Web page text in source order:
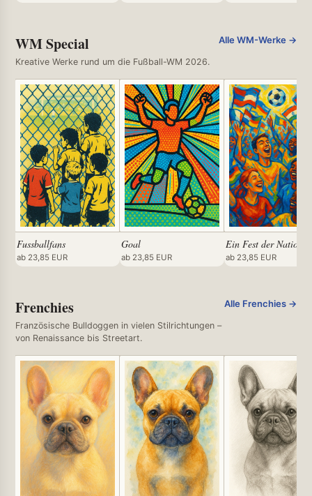
WM Special
Kreative Werke rund um die Fußball-WM 2026.
Alle WM-Werke →
Fussballfans
ab 23,85 EUR
Goal
ab 23,85 EUR
Ein Fest der Nationen
ab 23,85 EUR
Frenchies
Französische Bulldoggen in vielen Stilrichtungen –
von Renaissance bis Streetart.
Alle Frenchies →